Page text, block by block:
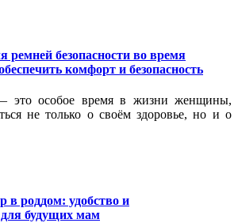
ремней безопасности во время
комфорт и безопасность
это особое время в жизни женщины,
не только о своём здоровье, но и о
в роддом: удобство и
будущих мам